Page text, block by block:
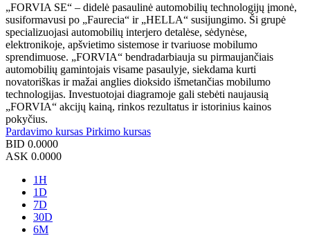
„FORVIA SE“ – didelė pasaulinė automobilių technologijų įmonė,
susiformavusi po „Faurecia“ ir „HELLA“ susijungimo. Ši grupė
specializuojasi automobilių interjero detalėse, sėdynėse,
elektronikoje, apšvietimo sistemose ir tvariuose mobilumo
sprendimuose. „FORVIA“ bendradarbiauja su pirmaujančiais
automobilių gamintojais visame pasaulyje, siekdama kurti
novatoriškas ir mažai anglies dioksido išmetančias mobilumo
technologijas. Investuotojai diagramoje gali stebėti naujausią
„FORVIA“ akcijų kainą, rinkos rezultatus ir istorinius kainos
pokyčius.
Pardavimo kursas Pirkimo kursas
BID 0.0000
ASK 0.0000
1H
1D
7D
30D
6M